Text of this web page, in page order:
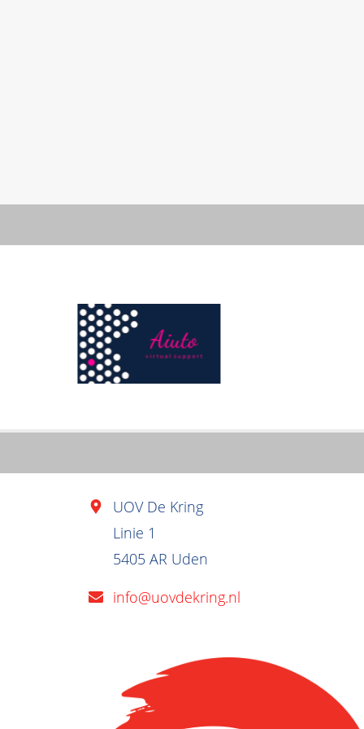
UOV De Kring
Linie 1
5405 AR Uden
info@uovdekring.nl